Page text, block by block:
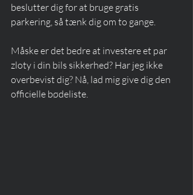
beslutter dig for at bruge gratis
parkering, så tænk dig om to gange.
Måske er det bedre at investere et par
zloty i din bils sikkerhed? Har jeg ikke
overbevist dig? Nå, lad mig give dig den
officielle bødeliste.